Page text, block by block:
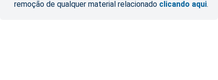
remoção de qualquer material relacionado clicando aqui.